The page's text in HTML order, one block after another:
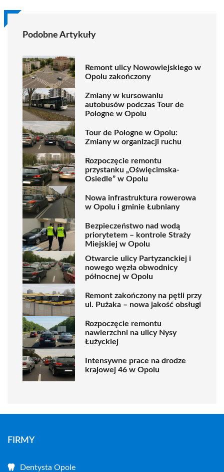
Podobne Artykuły
Remont ulicy Nowowiejskiego w
Opolu zakończony
Zmiany w kursowaniu
autobusów podczas Tour de
Pologne w Opolu
Tour de Pologne w Opolu:
Zmiany w organizacji ruchu
Rozpoczęcie remontu
przystanku „Oświęcimska-
Osiedle” w Opolu
Nowa infrastruktura rowerowa
w Opolu i gminie Łubniany
Bezpieczeństwo nad wodą
priorytetem – kontrole Straży
Miejskiej w Opolu
Otwarcie ulicy Partyzanckiej i
nowego węzła obwodnicy
północnej w Opolu
Remont zakończony na pętli przy
ul. Pużaka – nowa jakość obsługi
Rozpoczęcie remontu
nawierzchni na ulicy Nysy
Łużyckiej
Intensywne prace na drodze
krajowej 46 w Opolu
FIRMY
Dentysta Opole